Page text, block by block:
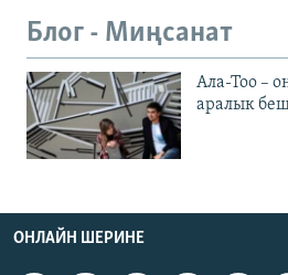
Блог - Миңсанат
Ала-Тоо –
аралык
ОНЛАЙН ШЕРИНЕ